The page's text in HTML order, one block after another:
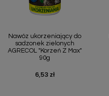
Nawóz ukorzeniający do
sadzonek zielonych
AGRECOL "Korzeń Z Max"
90g
Cena
6,53 zł